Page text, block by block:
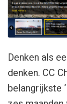
Denken als
denken. CC
belangrijkste